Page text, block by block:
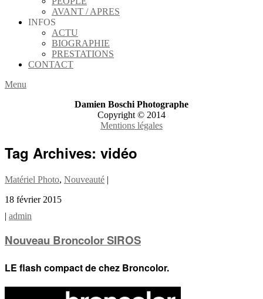
AVANT / APRES
INFOS
ACTU
BIOGRAPHIE
PRESTATIONS
CONTACT
Menu
Damien Boschi Photographe
Copyright © 2014
Mentions légales
Tag Archives: vidéo
Matériel Photo, Nouveauté |
18 février 2015
| admin
Nouveau Broncolor SIROS
LE flash compact de chez Broncolor.